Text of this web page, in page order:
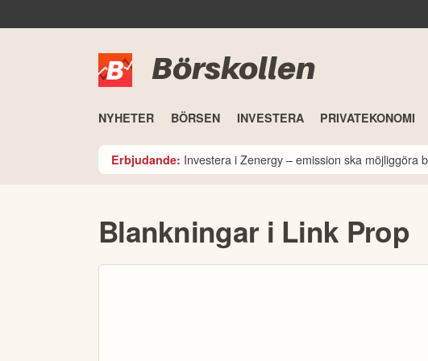
Börskollen
NYHETER BÖRSEN INVESTERA PRIVATEKONOMI
Erbjudande: Investera i Zenergy – emission ska möjliggöra
Blankningar i Link Prop